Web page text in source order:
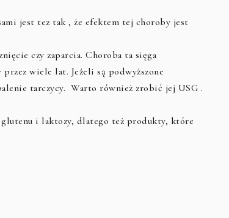
jest tez tak , że efektem tej choroby jest
czy zaparcia. Choroba ta sięga
wiele lat. Jeżeli są podwyższone
tarczycy. Warto również zrobić jej USG .
i laktozy, dlatego też produkty, które